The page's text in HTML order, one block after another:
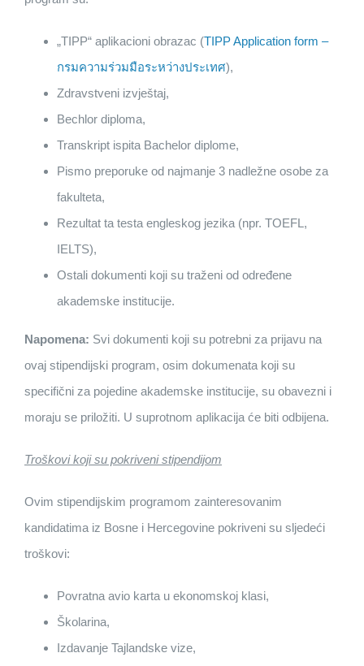
„TIPP“ aplikacioni obrazac (TIPP Application form –
กรมความร่วมมือระหว่างประเทศ),
Zdravstveni izvještaj,
Bechlor diploma,
Transkript ispita Bachelor diplome,
Pismo preporuke od najmanje 3 nadležne osobe za
fakulteta,
Rezultat ta testa engleskog jezika (npr. TOEFL,
IELTS),
Ostali dokumenti koji su traženi od određene
akademske institucije.
Napomena: Svi dokumenti koji su potrebni za prijavu na
ovaj stipendijski program, osim dokumenata koji su
specifični za pojedine akademske institucije, su obavezni i
moraju se priložiti. U suprotnom aplikacija će biti odbijena.
Troškovi koji su pokriveni stipendijom
Ovim stipendijskim programom zainteresovanim
kandidatima iz Bosne i Hercegovine pokriveni su sljedeći
troškovi:
Povratna avio karta u ekonomskoj klasi,
Školarina,
Izdavanje Tajlandske vize,